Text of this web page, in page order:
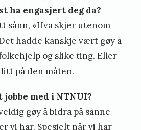
ha engasjert deg da?
sånn, «Hva skjer utenom
hadde kanskje vært gøy å
og slike ting. Eller
på den måten.
med i NTNUI?
gøy å bidra på sånne
vi har. Spesielt når vi har